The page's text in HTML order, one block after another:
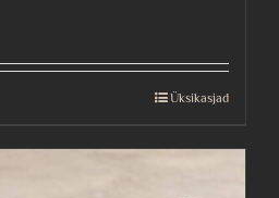
Üksikasjad